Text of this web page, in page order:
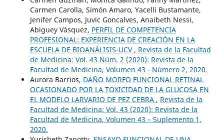
Carmen Carolla, Simón Amaro, Yacelli Bustamante,
Jenifer Campos, Juvic Goncalves, Anaibeth Nessi,
Abiguey Vásquez, PERFIL DE COMPETENCIA
PROFESIONAL: EXPERIENCIA DE CREACIÓN EN LA
ESCUELA DE BIOANÁLISIS-UCV , Revista de la Facultad
de Medicina: Vol. 43 Núm. 2 (2020): Revista de la
Facultad de Medicina, Volumen 43 - Número 2, 2020.
Aurora Barrios, DAÑO MORFO FUNCIONAL RETINAL
OCASIONADO POR LA TOXICIDAD DE LA GLUCOSA EN
EL MODELO LARVARIO DE PEZ CEBRA , Revista de la
Facultad de Medicina: Vol. 43 (2020): Revista de la
Facultad de Medicina, Volumen 43 – Suplemento 1,
2020.